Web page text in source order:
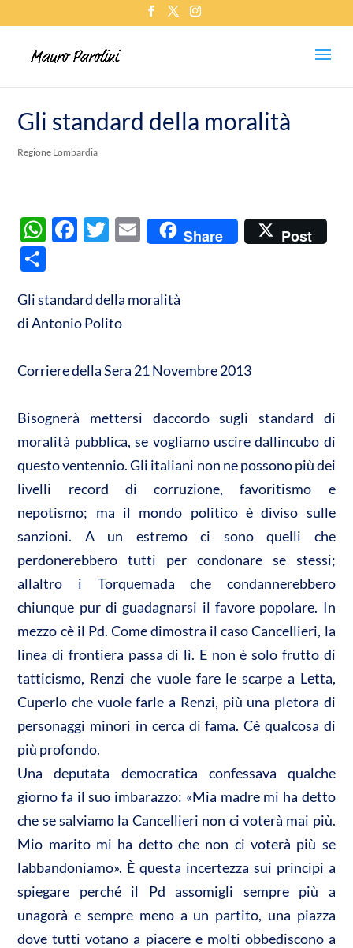
Gli standard della moralità
Regione Lombardia
W
s
A
p
F
b
o
k
T
er
E
Share Post
n
di
vi
di
Gli standard della moralità
di Antonio Polito
Corriere della Sera 21 Novembre 2013
Bisognerà mettersi daccordo sugli standard di
moralità pubblica, se vogliamo uscire dallincubo di
questo ventennio. Gli italiani non ne possono più dei
livelli record di corruzione, favoritismo e
nepotismo; ma il mondo politico è diviso sulle
sanzioni. A un estremo ci sono quelli che
perdonerebbero tutti per condonare se stessi;
allaltro i Torquemada che condannerebbero
chiunque pur di guadagnarsi il favore popolare. In
mezzo cè il Pd. Come dimostra il caso Cancellieri, la
linea di frontiera passa di lì. E non è solo frutto di
tatticismo, Renzi che vuole fare le scarpe a Letta,
Cuperlo che vuole farle a Renzi, più una pletora di
personaggi minori in cerca di fama. Cè qualcosa di
più profondo.
Una deputata democratica confessava qualche
giorno fa il suo imbarazzo: «Mia madre mi ha detto
che se salviamo la Cancellieri non ci voterà mai più.
Mio marito mi ha detto che non ci voterà più se
labbandoniamo». È questa incertezza sui principi a
spiegare perché il Pd assomigli sempre più a
unagorà e sempre meno a un partito, una piazza
dove tutti votano a piacere e molti obbediscono a